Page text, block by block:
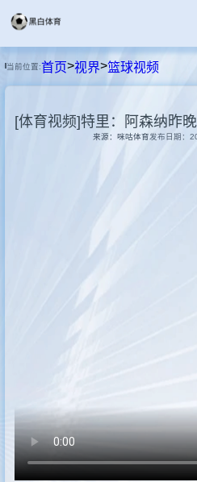
足球
当前位置:首页>视界>篮球视频
来源：咪咕体育发布日期：